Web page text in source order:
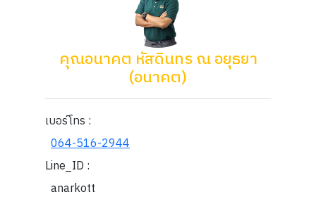
คุณอนาคต หัสดินทร ณ อยุธยา
(อนาคต)
เบอร์โทร :
064-516-2944
Line_ID :
anarkott